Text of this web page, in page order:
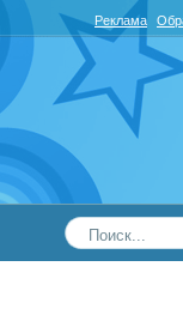
Реклама